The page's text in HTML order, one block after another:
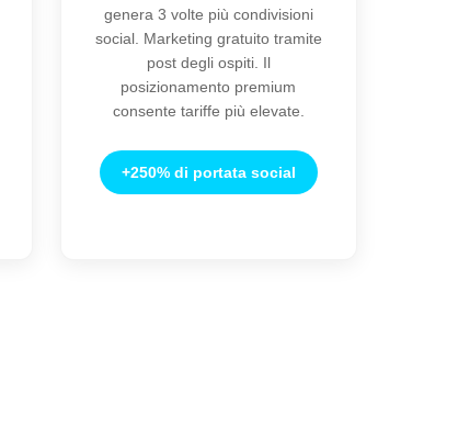
genera 3 volte più condivisioni
social. Marketing gratuito tramite
post degli ospiti. Il
posizionamento premium
consente tariffe più elevate.
+250% di portata social